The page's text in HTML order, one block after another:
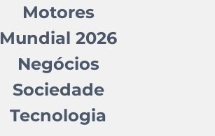
Motores
Mundial 2026
Negócios
Sociedade
Tecnologia